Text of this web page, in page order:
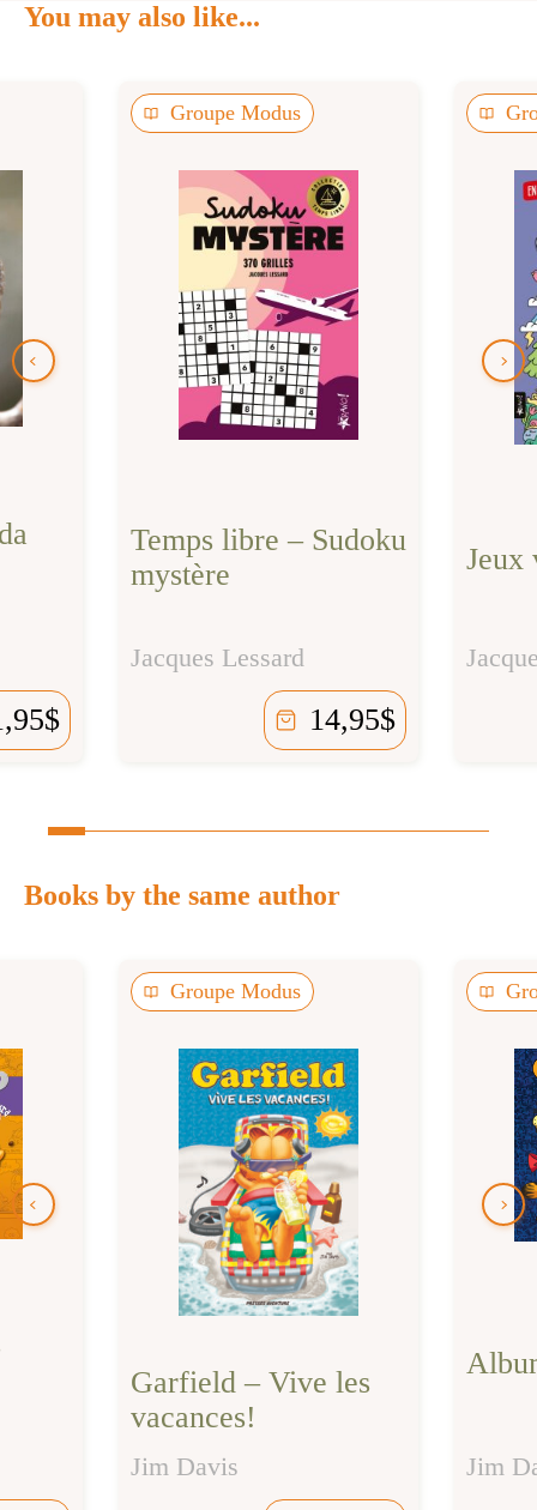
You may also like...
Groupe Modus
Temps libre – Sudoku
mystère
Jacques Lessard
14,95$
Jeux
$
Books by the same author
Groupe Modus
Garfield – Vive les
vacances!
Jim Davis Jim